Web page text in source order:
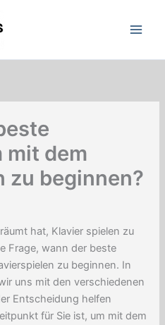
mit dem
zu beginnen?
hat, Klavier spielen zu
Frage, wann der beste
zu beginnen. In
uns mit den verschiedenen
Entscheidung helfen
für Sie ist, um mit dem